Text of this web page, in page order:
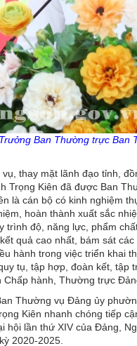
Ban Thường trực Ban
thay mặt lãnh đạo tỉnh,
Trọng Kiên đã được Ban
là cán bộ có kinh nghiệm
hoàn thành xuất sắc
độ, năng lực, phẩm
quả cao nhất, bám sát
hành trong việc triển khai
tụ, tập hợp, đoàn kết, tập
hành, Thường trực
Thường vụ Đảng ủy
Kiên nhanh chóng tiếp
hội lần thứ XIV của Đảng,
2020-2025.